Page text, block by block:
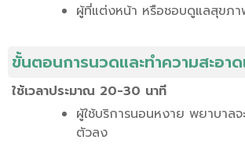
ผู้ที่แต่งหน้า หรือชอบดูแลสุขภ
ขั้นตอนการนวดและทำความสะอา
ใช้เวลาประมาณ 20-30 นาที
ผู้ใช้บริการนอนหงาย พยาบาล
ตัวลง